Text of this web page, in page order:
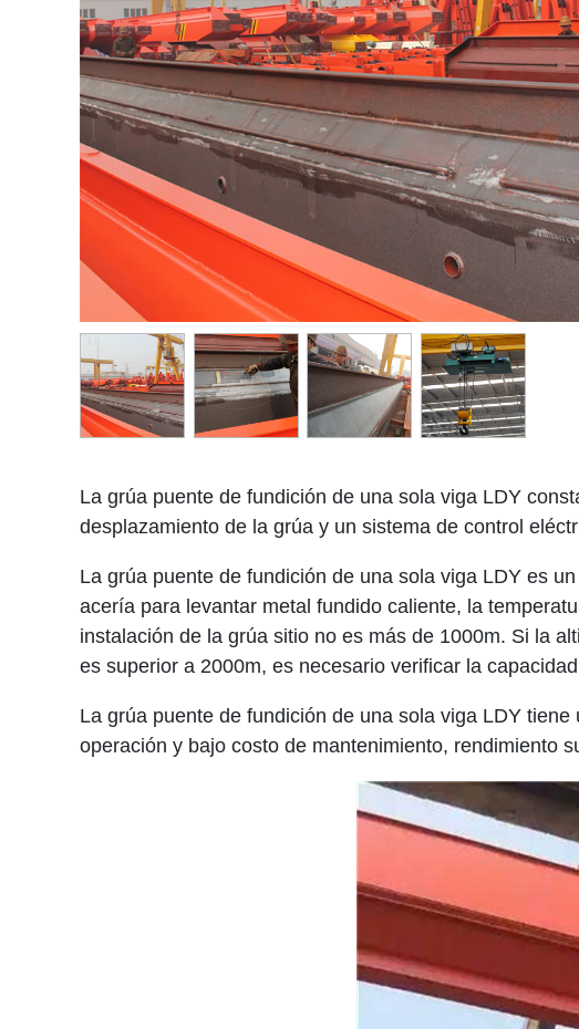
La grúa puente de fundición de una sola viga LDY
desplazamiento de la grúa y un sistema de control
La grúa puente de fundición de una sola viga LDY es
acería para levantar metal fundido caliente, la
instalación de la grúa sitio no es más de 1000m. Si la
es superior a 2000m, es necesario verificar la
La grúa puente de fundición de una sola viga LDY
operación y bajo costo de mantenimiento, rendimiento